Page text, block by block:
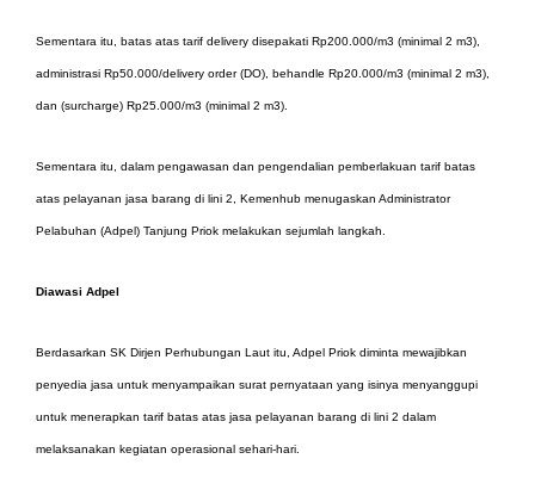
Sementara itu, batas atas tarif delivery disepakati Rp200.000/m3 (minimal 2 m3),
administrasi Rp50.000/delivery order (DO), behandle Rp20.000/m3 (minimal 2 m3),
dan (surcharge) Rp25.000/m3 (minimal 2 m3).
Sementara itu, dalam pengawasan dan pengendalian pemberlakuan tarif batas
atas pelayanan jasa barang di lini 2, Kemenhub menugaskan Administrator
Pelabuhan (Adpel) Tanjung Priok melakukan sejumlah langkah.
Diawasi Adpel
Berdasarkan SK Dirjen Perhubungan Laut itu, Adpel Priok diminta mewajibkan
penyedia jasa untuk menyampaikan surat pernyataan yang isinya menyanggupi
untuk menerapkan tarif batas atas jasa pelayanan barang di lini 2 dalam
melaksanakan kegiatan operasional sehari-hari.